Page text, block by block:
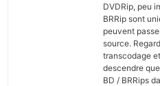
DVDRip, peu
BRRip sont
peuvent
source.
transcodage
descendre
BD / BRRips